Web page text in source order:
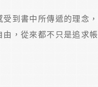
到書中所傳遞的理念
，從來都不只是追求